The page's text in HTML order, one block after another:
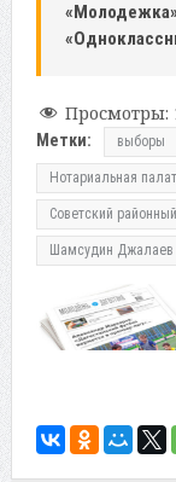
Просмотры:
Метки: выборы
Нотариальная
Советский
Шамсудин Джалаев